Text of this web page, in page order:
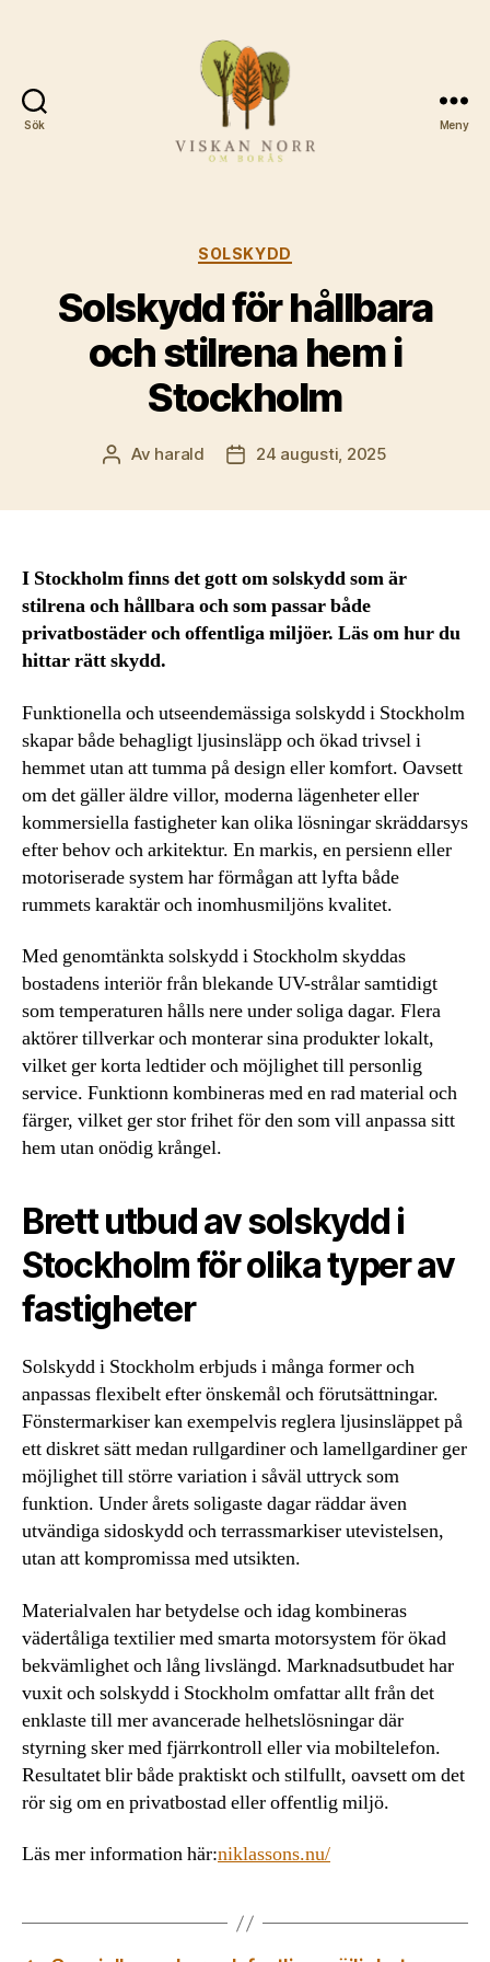
Sök Meny
Kategorier
SOLSKYDD
Solskydd för hållbara
och stilrena hem i
Stockholm
Inläggsförfattare
Av harald Inläggsdatum
24 augusti, 2025
I Stockholm finns det gott om solskydd som är
stilrena och hållbara och som passar både
privatbostäder och offentliga miljöer. Läs om hur du
hittar rätt skydd.
Funktionella och utseendemässiga solskydd i Stockholm
skapar både behagligt ljusinsläpp och ökad trivsel i
hemmet utan att tumma på design eller komfort. Oavsett
om det gäller äldre villor, moderna lägenheter eller
kommersiella fastigheter kan olika lösningar skräddarsys
efter behov och arkitektur. En markis, en persienn eller
motoriserade system har förmågan att lyfta både
rummets karaktär och inomhusmiljöns kvalitet.
Med genomtänkta solskydd i Stockholm skyddas
bostadens interiör från blekande UV-strålar samtidigt
som temperaturen hålls nere under soliga dagar. Flera
aktörer tillverkar och monterar sina produkter lokalt,
vilket ger korta ledtider och möjlighet till personlig
service. Funktionn kombineras med en rad material och
färger, vilket ger stor frihet för den som vill anpassa sitt
hem utan onödig krångel.
Brett utbud av solskydd i
Stockholm för olika typer av
fastigheter
Solskydd i Stockholm erbjuds i många former och
anpassas flexibelt efter önskemål och förutsättningar.
Fönstermarkiser kan exempelvis reglera ljusinsläppet på
ett diskret sätt medan rullgardiner och lamellgardiner ger
möjlighet till större variation i såväl uttryck som
funktion. Under årets soligaste dagar räddar även
utvändiga sidoskydd och terrassmarkiser utevistelsen,
utan att kompromissa med utsikten.
Materialvalen har betydelse och idag kombineras
vädertåliga textilier med smarta motorsystem för ökad
bekvämlighet och lång livslängd. Marknadsutbudet har
vuxit och solskydd i Stockholm omfattar allt från det
enklaste till mer avancerade helhetslösningar där
styrning sker med fjärrkontroll eller via mobiltelefon.
Resultatet blir både praktiskt och stilfullt, oavsett om det
rör sig om en privatbostad eller offentlig miljö.
Läs mer information här:niklassons.nu/